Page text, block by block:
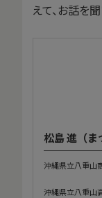
えて、お話を聞
松島 進（ま
沖縄県立八重山
沖縄県立八重山